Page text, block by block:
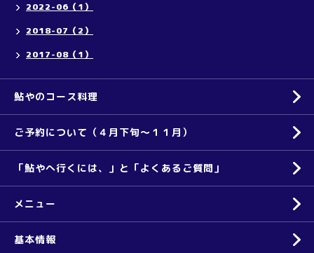
2022-06（1）
2018-07（2）
2017-08（1）
鮎やのコース料理
ご予約について（４月下旬～１１月）
「鮎やへ行くには、」と「よくあるご質問」
メニュー
基本情報